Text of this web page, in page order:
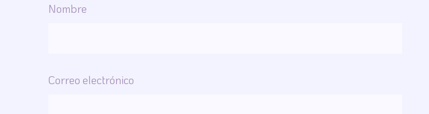
Nombre
Correo electrónico